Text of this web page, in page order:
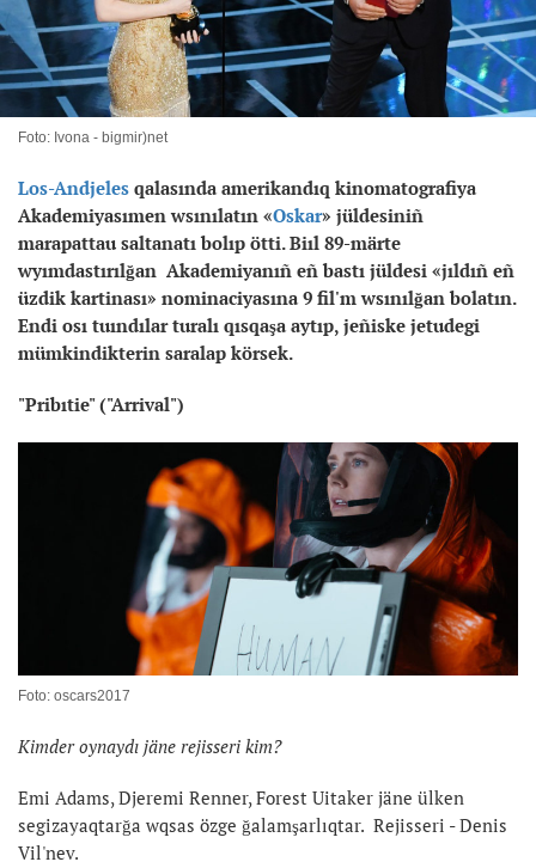
Foto: Ivona - bigmir)net
Los-Andjeles qalasında amerikandıq kinomatografiya
Akademiyasımen wsınılatın «Oskar» jüldesiniñ
marapattau saltanatı bolıp ötti. Biıl 89-märte
wyımdastırılğan Akademiyanıñ eñ bastı jüldesi «jıldıñ eñ
üzdik kartinası» nominaciyasına 9 fil'm wsınılğan bolatın.
Endi osı tuındılar turalı qısqaşa aytıp, jeñiske jetudegi
mümkindikterin saralap körsek.
"Pribıtie" ("Arrival")
Foto: oscars2017
Kimder oynaydı jäne rejisseri kim?
Emi Adams, Djeremi Renner, Forest Uitaker jäne ülken
segizayaqtarğa wqsas özge ğalamşarlıqtar. Rejisseri - Denis
Vil'nev.